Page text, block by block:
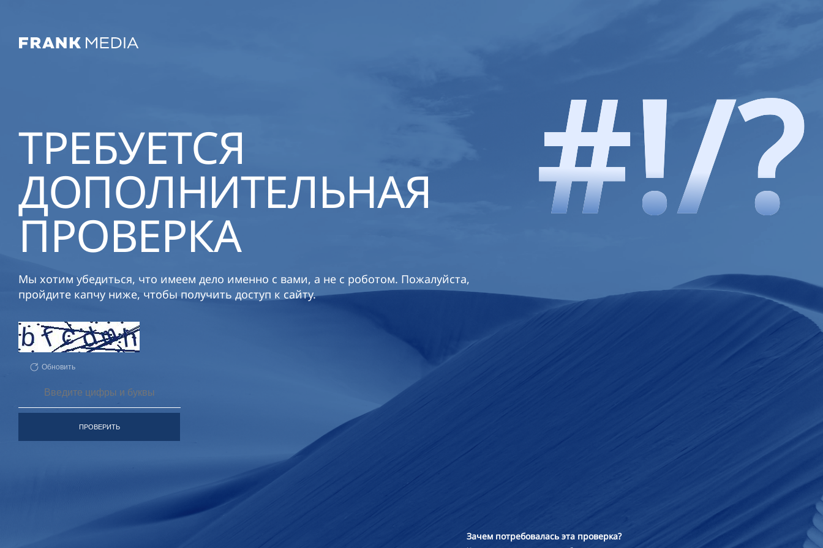
ТРЕБУЕТСЯ
ДОПОЛНИТЕЛЬНАЯ
ПРОВЕРКА
Мы хотим убедиться, что имеем дело именно с вами, а не с роботом. Пожалуйста,
пройдите капчу ниже, чтобы получить доступ к сайту.
Обновить
ПРОВЕРИТЬ
Зачем потребовалась эта проверка?